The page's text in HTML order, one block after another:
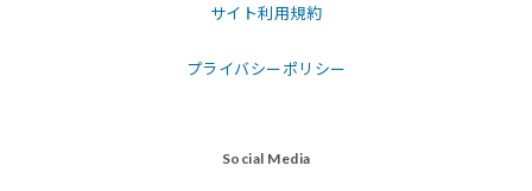
サイト利用規約
プライバシーポリシー
Social Media